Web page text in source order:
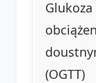
Glukoza
(OGTT)